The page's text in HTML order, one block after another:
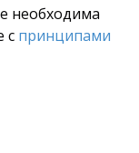
необходима
с принципами